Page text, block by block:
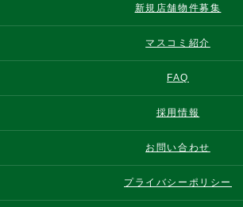
新規店舗物件募集
マスコミ紹介
FAQ
採用情報
お問い合わせ
プライバシーポリシー